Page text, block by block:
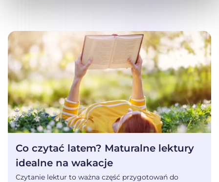
Co czytać latem? Maturalne lektury
idealne na wakacje
Czytanie lektur to ważna część przygotowań do